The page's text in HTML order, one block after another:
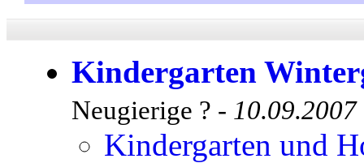
Kindergarten
Neugierige ? -
Kindergarten und